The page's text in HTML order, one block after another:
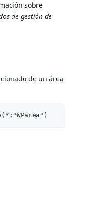
sobre
de gestión de
de un área